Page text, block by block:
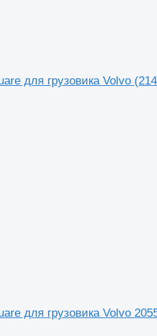
для грузовика Volvo
для грузовика Volvo